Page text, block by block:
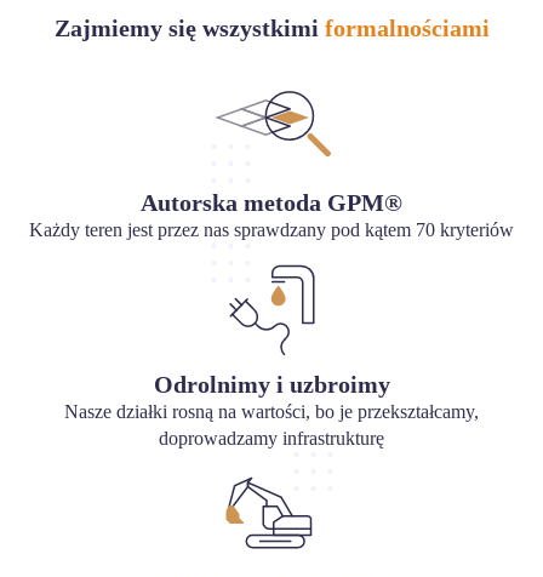
Zajmiemy się wszystkimi formalnościami
Autorska metoda GPM®
Każdy teren jest przez nas sprawdzany pod kątem 70 kryteriów
Odrolnimy i uzbroimy
Nasze działki rosną na wartości, bo je przekształcamy,
doprowadzamy infrastrukturę